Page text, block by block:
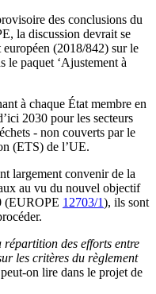
des conclusions du
la discussion devrait se
(2018/842) sur le
le paquet ‘Ajustement à
à chaque État membre en
2030 pour les secteurs
- non couverts par le
(ETS) de l’UE.
largement convenir de la
au vu du nouvel objectif
(EUROPE 12703/1), ils sont
des efforts entre
les critères du règlement
on lire dans le projet de